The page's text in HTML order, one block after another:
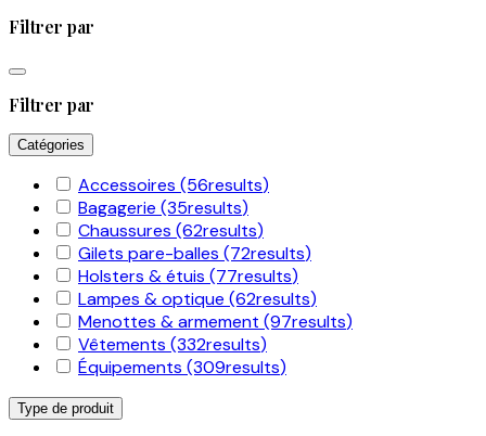
Filtrer par
Filtrer par
Catégories
Accessoires (56results)
Bagagerie (35results)
Chaussures (62results)
Gilets pare-balles (72results)
Holsters & étuis (77results)
Lampes & optique (62results)
Menottes & armement (97results)
Vêtements (332results)
Équipements (309results)
Type de produit